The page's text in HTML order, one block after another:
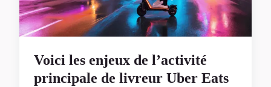
Voici les enjeux de l’activité
principale de livreur Uber Eats